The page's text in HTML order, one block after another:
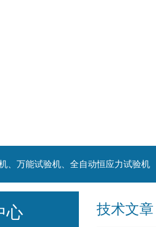
、万能试验机、全自动恒应力试验机
技术文章
心